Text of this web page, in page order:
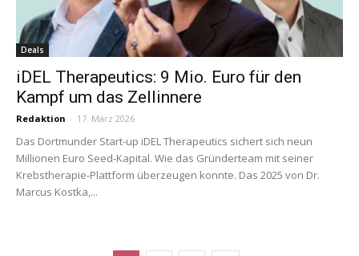
Deals
iDEL Therapeutics: 9 Mio. Euro für den
Kampf um das Zellinnere
Redaktion - 17. März 2026
Das Dortmunder Start-up iDEL Therapeutics sichert sich neun
Millionen Euro Seed-Kapital. Wie das Gründerteam mit seiner
Krebstherapie-Plattform überzeugen konnte. Das 2025 von Dr.
Marcus Kostka,...